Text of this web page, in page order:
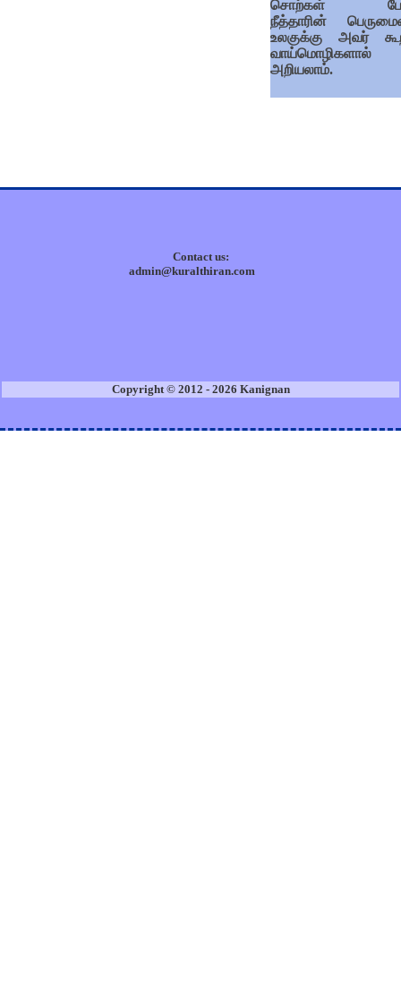
சொற்கள்
நீத்தாரின்
உலகுக்கு அவர்
வாய்மொழிகளால்
அறியலாம்.
Contact us:
admin@kuralthiran.com
Copyright © 2012 - 2026 Kanignan